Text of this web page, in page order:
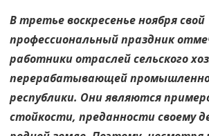
В третье воскресенье ноября свой
профессиональный праздник
работники отраслей сельского
перерабатывающей
республики. Они являются
стойкости, преданности своему